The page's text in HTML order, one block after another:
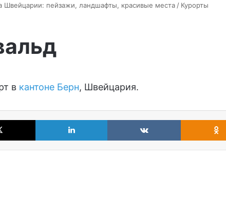
Швейцарии: пейзажи, ландшафты, красивые места/ Курорты
в кантоне Берн, Швейцария.
X LinkedIn VKontakte